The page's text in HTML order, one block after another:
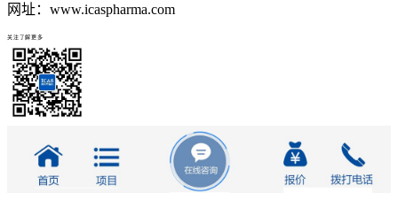
网址：www.icaspharma.com
关注了解更多